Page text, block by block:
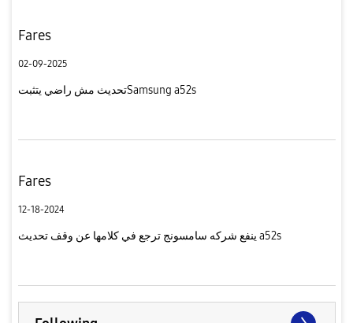
Fares
02-09-2025
تحديث مش راضي يتثبتSamsung a52s
Fares
12-18-2024
ينفع شركه سامسونج ترجع في كلامها عن وقف تحديث a52s